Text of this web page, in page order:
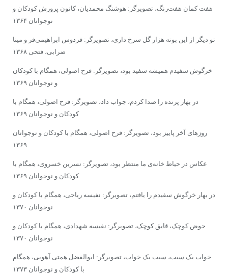
هفت کمان هفت‌رنگ، تصویرگر: هوشنگ محمدیان، کانون پرورش کودکان و
نوجوانان ۱۳۶۴
تو دیگر از این بوته هزار گل سرخ داری، تصویرگر: فردوس ابراهیمی‌فر و مینا
ضرابی، فتحى ۱۳۶۸
خرگوش سفیدم همیشه سفید بود، تصویرگر: فرح اصولی، همگام با کودکان
و نوجوانان ۱۳۶۹
در بهار پرنده را صدا کردم، جواب داد، تصویرگر: فرح اصولی، همگام با
کودکان و نوجوانان ۱۳۶۹
روزهای آخر پاییز بود، تصویرگر: فرح اصولی، همگام با کودکان و نوجوانان
۱۳۶۹
عکاس در حیاط خانه‌ى ما منتظر بود، تصویرگر: نسرین خسروی، همگام با
کودکان و نوجوانان ۱۳۶۹
در بهار خرگوش سفیدم را یافتم، تصویرگر: نفیسه ریاحی، همگام با کودکان و
نوجوانان ۱۳۷۰
حوض کوچک، قایق کوچک، تصویرگر: نفیسه شهدادی، همگام با کودکان و
نوجوانان ۱۳۷۰
خواب یک سیب، سیب یک خواب، تصویرگر: ابوالفضل همتی آهویی، همگام
با کودکان و نوجوانان ۱۳۷۳